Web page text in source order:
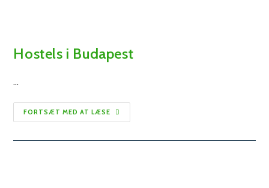
Hostels i Budapest
…
FORTSÆT MED AT LÆSE
Budapest